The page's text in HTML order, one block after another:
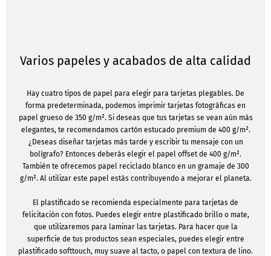
Varios papeles y acabados de alta calidad
Hay cuatro tipos de papel para elegir para tarjetas plegables. De
forma predeterminada, podemos imprimir tarjetas fotográficas en
papel grueso de 350 g/m². Si deseas que tus tarjetas se vean aún más
elegantes, te recomendamos cartón estucado premium de 400 g/m².
¿Deseas diseñar tarjetas más tarde y escribir tu mensaje con un
bolígrafo? Entonces deberás elegir el papel offset de 400 g/m².
También te ofrecemos papel reciclado blanco en un gramaje de 300
g/m². Al utilizar este papel estás contribuyendo a mejorar el planeta.
El plastificado se recomienda especialmente para tarjetas de
felicitación con fotos. Puedes elegir entre plastificado brillo o mate,
que utilizaremos para laminar las tarjetas. Para hacer que la
superficie de tus productos sean especiales, puedes elegir entre
plastificado softtouch, muy suave al tacto, o papel con textura de lino.